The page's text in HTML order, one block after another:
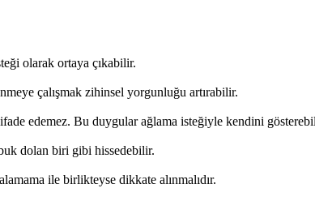
olarak ortaya çıkabilir.
çalışmak zihinsel yorgunluğu artırabilir.
ifade edemez. Bu duygular ağlama isteğiyle kendini
dolan biri gibi hissedebilir.
ile birlikteyse dikkate alınmalıdır.